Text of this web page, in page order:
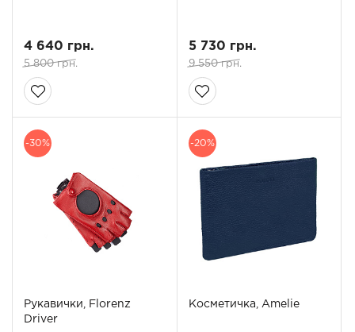
4 640 грн.
5 800 грн.
5 730 грн.
9 550 грн.
-30%
Рукавички, Florenz
Driver
-20%
Косметичка, Amelie